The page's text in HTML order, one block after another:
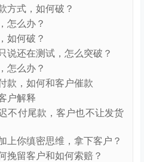
方式，如何破？
怎么办？
如何破？
说还在测试，怎么突破？
怎么办？
款，如何和客户催款
户解释
不付尾款，客户也不让发货
上你缜密思维，拿下客户？
挽留客户和如何索赔？